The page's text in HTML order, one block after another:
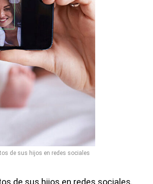
de sus hijos en redes sociales
de sus hijos en redes sociales.